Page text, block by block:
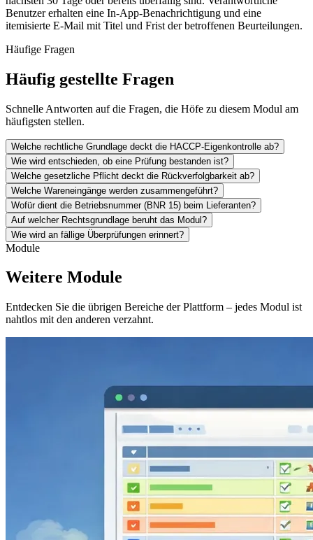
Benutzer erhalten eine In-App-Benachrichtigung und eine
itemisierte E-Mail mit Titel und Frist der betroffenen Beurteilungen.
Häufige Fragen
Häufig gestellte Fragen
Schnelle Antworten auf die Fragen, die Höfe zu diesem Modul am
häufigsten stellen.
Welche rechtliche Grundlage deckt die HACCP-Eigenkontrolle ab?
Wie wird entschieden, ob eine Prüfung bestanden ist?
Welche gesetzliche Pflicht deckt die Rückverfolgbarkeit ab?
Welche Wareneingänge werden zusammengeführt?
Wofür dient die Betriebsnummer (BNR 15) beim Lieferanten?
Auf welcher Rechtsgrundlage beruht das Modul?
Wie wird an fällige Überprüfungen erinnert?
Module
Weitere Module
Entdecken Sie die übrigen Bereiche der Plattform – jedes Modul ist
nahtlos mit den anderen verzahnt.